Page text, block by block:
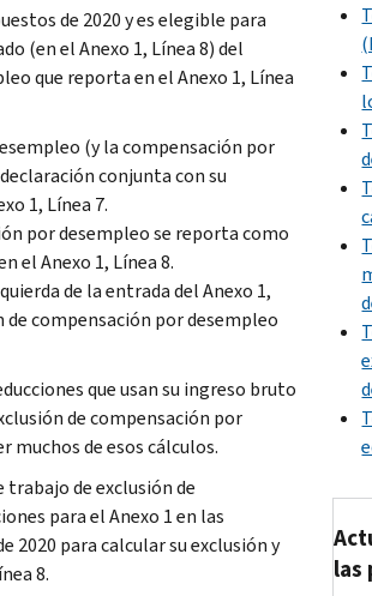
de 2020 y es elegible para
(en el Anexo 1, Línea 8) del
que reporta en el Anexo 1, Línea
(y la compensación por
conjunta con su
1, Línea 7.
por desempleo se reporta como
el Anexo 1, Línea 8.
de la entrada del Anexo 1,
de compensación por desempleo
que usan su ingreso bruto
de compensación por
muchos de esos cálculos.
trabajo de exclusión de
para el Anexo 1 en las
2020 para calcular su exclusión y
8.
las